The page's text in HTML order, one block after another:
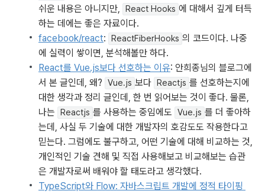
쉬운 내용은 아니지만, React Hooks 에 대해서 깊게 터득
하는 데에는 좋은 자료이다.
facebook/react: ReactFiberHooks 의 코드이다. 나중
에 실력이 쌓이면, 분석해볼만 하다.
React를 Vue.js보다 선호하는 이유: 안희종님의 블로그에
서 본 글인데, 왜? Vue.js 보다 Reactjs 를 선호하는지에
대한 생각과 정리 글인데, 한 번 읽어보는 것이 좋다. 물론,
나는 Reactjs 를 사용하는 중임에도 Vue.js 를 더 좋아하
는데, 사실 두 기술에 대한 개발자의 호감도도 작용한다고
믿는다. 그럼에도 불구하고, 어떤 기술에 대해 비교하는 것,
개인적인 기술 견해 및 직접 사용해보고 비교해보는 습관
은 개발자로써 배워야 할 태도라고 생각했다.
TypeScript와 Flow: 자바스크립트 개발에 정적 타이핑